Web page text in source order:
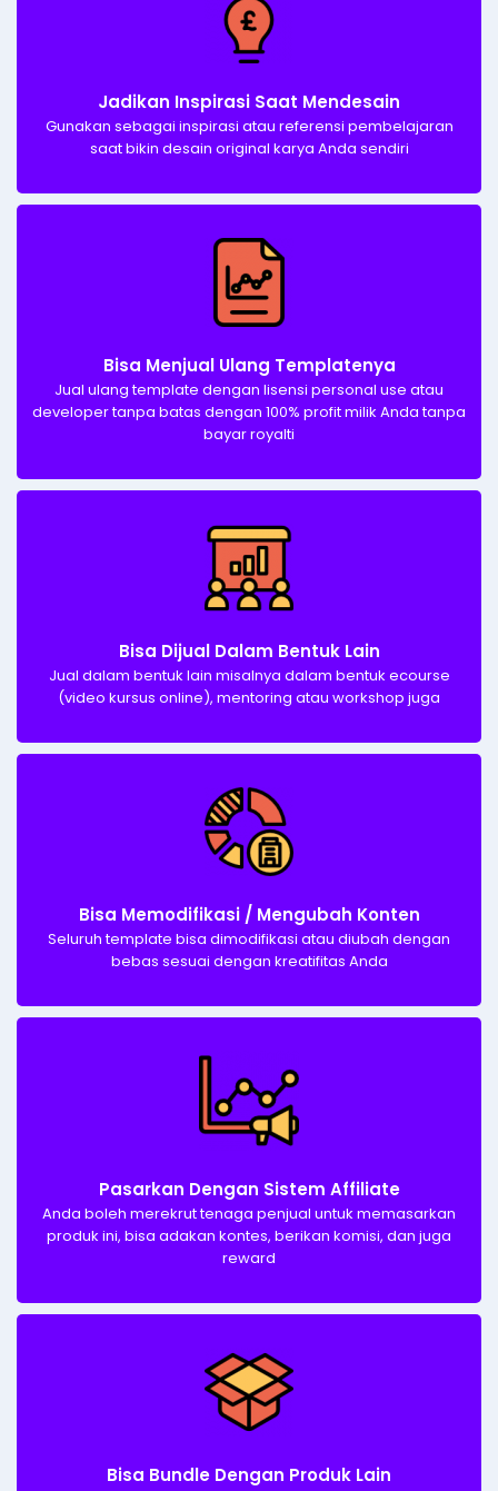
Jadikan Inspirasi Saat Mendesain​
Gunakan sebagai inspirasi atau referensi pembelajaran
saat bikin desain original karya Anda sendiri​
Bisa Menjual Ulang Templatenya​
Jual ulang template dengan lisensi personal use atau
developer tanpa batas dengan 100% profit milik Anda tanpa
bayar royalti​
Bisa Dijual Dalam Bentuk Lain​
Jual dalam bentuk lain misalnya dalam bentuk ecourse
(video kursus online), mentoring atau workshop juga​
Bisa Memodifikasi / Mengubah Konten​
Seluruh template bisa dimodifikasi atau diubah dengan
bebas sesuai dengan kreatifitas Anda
Pasarkan Dengan Sistem Affiliate​
Anda boleh merekrut tenaga penjual untuk memasarkan
produk ini, bisa adakan kontes, berikan komisi, dan juga
reward
Bisa Bundle Dengan Produk Lain​